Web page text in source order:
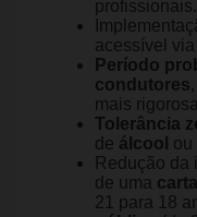
profissionais.
acessível
Período
condutores
mais
Tolerância
de álcool ou
Redução da
de uma
21 para 18